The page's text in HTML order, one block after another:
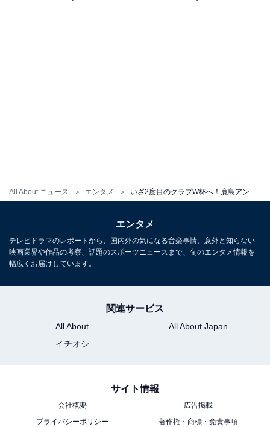
All About ニュース エンタメ
代表監督のジーコが、テクニカルディレクターとしてフ
タリティに、改めて太い芯が通っている。
今シーズンはACLだけでなくリーグカップ、天皇杯でも
上位進出を果たし、国内の他クラブを上回る試合を消化
してきた。ベストコンディションを保っている選手を見
る。グアダラハラ（メキシコ）との1戦（準々決勝）に
エンタメ
テレビドラマのレポートから、国内外の気になる音楽事情、意外と知らない
映画業界や作品の考察、話題のスポーツニュースまで、旬のエンタメ情報を
幅広くお届けしています。
関連サービス
All About
All About Japan
イチオシ
サイト情報
会社概要
広告掲載
プライバシーポリシー
著作権・商標・免責事項